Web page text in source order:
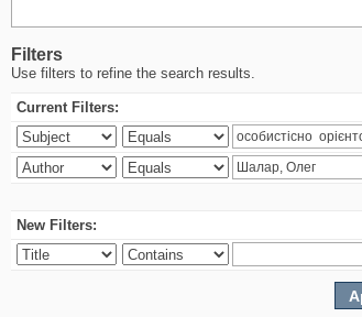
Filters
Use filters to refine the search results.
Current Filters:
New Filters: